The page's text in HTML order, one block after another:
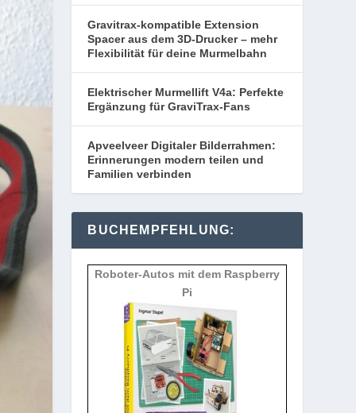
Gravitrax-kompatible Extension
Spacer aus dem 3D-Drucker – mehr
Flexibilität für deine Murmelbahn
Elektrischer Murmellift V4a: Perfekte
Ergänzung für GraviTrax-Fans
Apveelveer Digitaler Bilderrahmen:
Erinnerungen modern teilen und
Familien verbinden
BUCHEMPFEHLUNG:
Roboter-Autos mit dem Raspberry
Pi